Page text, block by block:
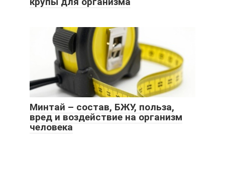
Минтай – состав, БЖУ, польза,
вред и воздействие на организм
человека